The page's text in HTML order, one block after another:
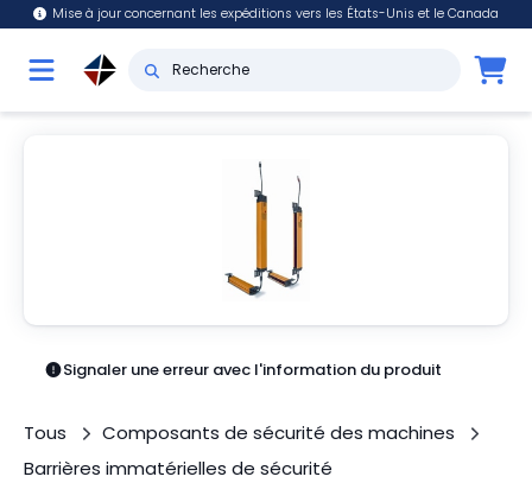
Mise à jour concernant les expéditions vers les États-Unis et le Canada
Signaler une erreur avec l'information du produit
Tous
Composants de sécurité des machines
Barrières immatérielles de sécurité